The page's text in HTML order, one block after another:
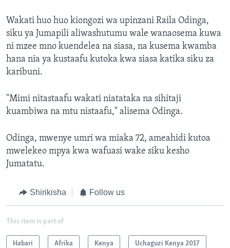
Wakati huo huo kiongozi wa upinzani Raila Odinga,
siku ya Jumapili aliwashutumu wale wanaosema kuwa
ni mzee mno kuendelea na siasa, na kusema kwamba
hana nia ya kustaafu kutoka kwa siasa katika siku za
karibuni.
"Mimi nitastaafu wakati niatataka na sihitaji
kuambiwa na mtu nistaafu," alisema Odinga.
Odinga, mwenye umri wa miaka 72, ameahidi kutoa
mwelekeo mpya kwa wafuasi wake siku kesho
Jumatatu.
Shirikisha Follow us
This item is part of
Habari Afrika Kenya Uchaguzi Kenya 2017